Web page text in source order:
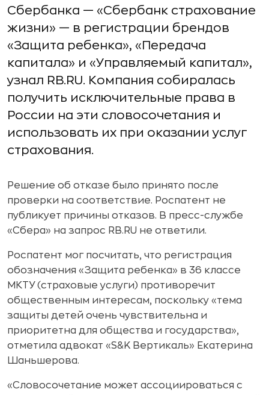
Сбербанка — «Сбербанк cтрахование
жизни» — в регистрации брендов
«Защита ребенка», «Передача
капитала» и «Управляемый капитал»,
узнал RB.RU. Компания собиралась
получить исключительные права в
России на эти словосочетания и
использовать их при оказании услуг
страхования.
Решение об отказе было принято после
проверки на соответствие. Роспатент не
публикует причины отказов. В пресс-службе
«Сбера» на запрос RB.RU не ответили.
Роспатент мог посчитать, что регистрация
обозначения «Защита ребенка» в 36 классе
МКТУ (страховые услуги) противоречит
общественным интересам, поскольку «тема
защиты детей очень чувствительна и
приоритетна для общества и государства»,
отметила адвокат «S&K Вертикаль» Екатерина
Шаньшерова.
«Словосочетание может ассоциироваться с